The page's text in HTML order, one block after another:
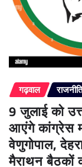
गढ़वाल राजनीति
9 जुलाई को
आएंगे कांग्रेस
वेणुगोपाल,
मैराथन बैठकों